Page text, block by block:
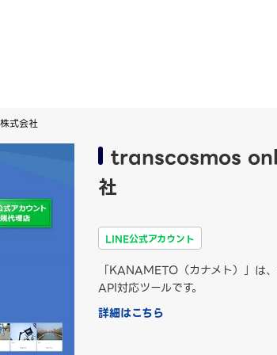
式会社
transcosmos
社
LINE公式アカウント
「KANAMETO（カナメト）」は
API対応ツールです。
詳細はこちら